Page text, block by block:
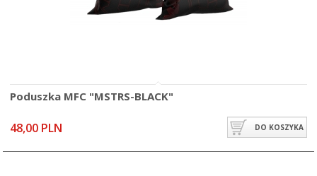
Poduszka MFC "MSTRS-BLACK"
48,00 PLN DO KOSZYKA